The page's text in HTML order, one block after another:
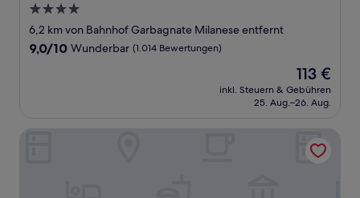
4.0-
Sterne-
Unterkunft
6,2 km von Bahnhof Garbagnate Milanese entfernt
9.0
9,0/10 Wunderbar (1.014 Bewertungen)
Der
Preis
beträgt
113 €
inkl. Steuern & Gebühren
25. Aug.–26. Aug.